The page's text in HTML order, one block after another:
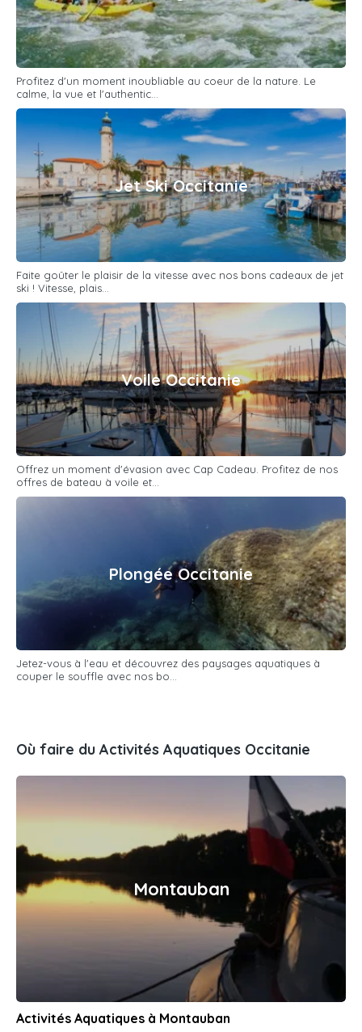
Profitez d'un moment inoubliable au coeur de la nature. Le
calme, la vue et l'authentic...
Jet Ski Occitanie
Faite goûter le plaisir de la vitesse avec nos bons cadeaux de jet
ski ! Vitesse, plais...
Voile Occitanie
Offrez un moment d'évasion avec Cap Cadeau. Profitez de nos
offres de bateau à voile et...
Plongée Occitanie
Jetez-vous à l'eau et découvrez des paysages aquatiques à
couper le souffle avec nos bo...
Où faire du Activités Aquatiques Occitanie
Montauban
Activités Aquatiques à Montauban